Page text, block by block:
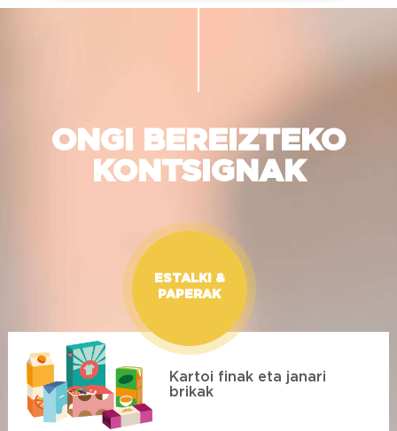
ONGI BEREIZTEKO
KONTSIGNAK
ESTALKI &
PAPERAK
Kartoi finak eta janari
brikak